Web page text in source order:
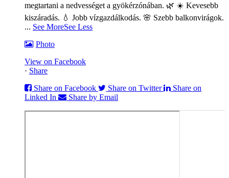
megtartani a nedvességet a gyökérzónában. 🌿 ☀️ Kevesebb
kiszáradás. 💧 Jobb vízgazdálkodás. 🌸 Szebb balkonvirágok.
... See MoreSee Less
Photo
View on Facebook
· Share
Share on Facebook
Share on Twitter
Share on
Linked In
Share by Email